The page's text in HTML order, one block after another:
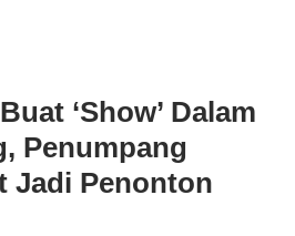
‘Show’ Dalam
Penumpang
Jadi Penonton